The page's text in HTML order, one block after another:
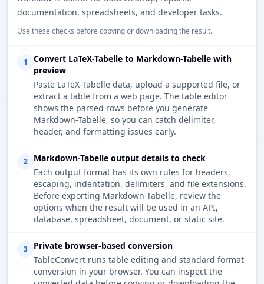
documentation, spreadsheets, and developer tasks.
Use these checks before copying or downloading the result.
1
Convert LaTeX-Tabelle to Markdown-Tabelle with
preview
Paste LaTeX-Tabelle data, upload a supported file, or
extract a table from a web page. The table editor
shows the parsed rows before you generate
Markdown-Tabelle, so you can catch delimiter,
header, and formatting issues early.
2
Markdown-Tabelle output details to check
Each output format has its own rules for headers,
escaping, indentation, delimiters, and file extensions.
Before exporting Markdown-Tabelle, review the
options when the result will be used in an API,
database, spreadsheet, document, or static site.
3
Private browser-based conversion
TableConvert runs table editing and standard format
conversion in your browser. You can inspect the